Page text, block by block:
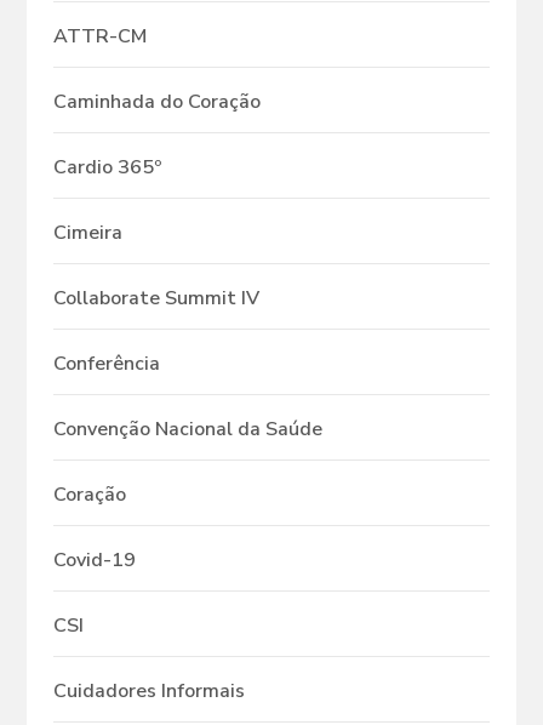
ATTR-CM
Caminhada do Coração
Cardio 365º
Cimeira
Collaborate Summit IV
Conferência
Convenção Nacional da Saúde
Coração
Covid-19
CSI
Cuidadores Informais